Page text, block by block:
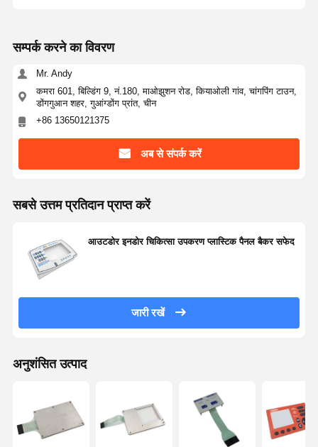
एफपीसी झिल्ली स्विच
बैकलाइट मेम्ब्रेन स्विच
ग्राफिक ओवरले
पीईटी सर्किट
प्रकाश मार्गदर्शक फिल्म
सम्पर्क करने का विवरण
Mr. Andy
कमरा 601, बिल्डिंग 9, नं.180, माओझुशन रोड, कियाओली गांव, चांगपिंग टाउन,
डोंगगुआन शहर, गुआंग्डोंग प्रांत, चीन
+86 13650121375
अब से संपर्क करें
सबसे उत्तम प्रतिदान प्राप्त करें
आउटडोर इनडोर चिकित्सा उपकरण प्लास्टिक पैनल बैकर सफेद
जारी रखें
अनुशंसित उत्पाद